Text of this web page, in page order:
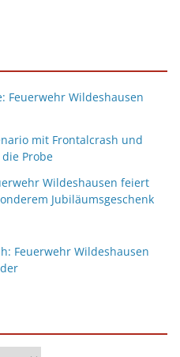
Feuerwehr Wildeshausen
mit Frontalcrash und
Probe
Wildeshausen feiert
Jubiläumsgeschenk
Feuerwehr Wildeshausen